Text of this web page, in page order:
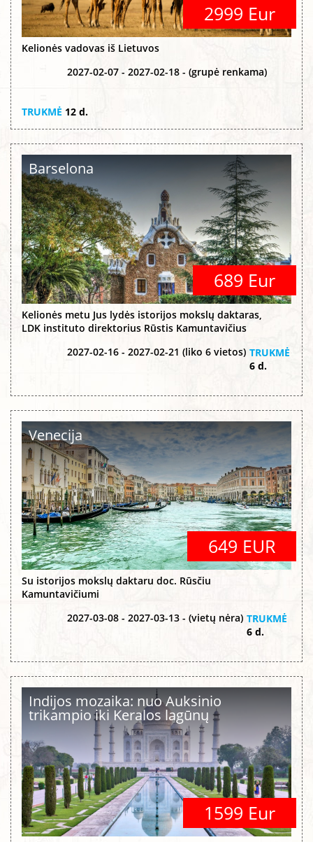
2999 Eur
Kelionės vadovas iš Lietuvos
2027-02-07 - 2027-02-18 - (grupė renkama)
TRUKMĖ 12 d.
Barselona
689 Eur
Kelionės metu Jus lydės istorijos mokslų daktaras,
LDK instituto direktorius Rūstis Kamuntavičius
2027-02-16 - 2027-02-21 (liko 6 vietos) TRUKMĖ
6 d.
Venecija
649 EUR
Su istorijos mokslų daktaru doc. Rūsčiu
Kamuntavičiumi
2027-03-08 - 2027-03-13 - (vietų nėra) TRUKMĖ
6 d.
Indijos mozaika: nuo Auksinio
trikampio iki Keralos lagūnų
1599 Eur